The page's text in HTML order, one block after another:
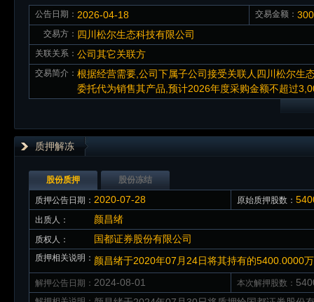
公告日期： 2026-04-18 交易金额：
交易方： 四川松尔生态科技有限公司
关联关系： 公司其它关联方
交易简介： 根据经营需要,公司下属子公司接受关联人四川松尔生
委托代为销售其产品,预计2026年度采购金额不超过
质押解冻
股份质押 股份冻结
质押公告日期： 2020-07-28 原始质押股数：
出质人： 颜昌绪
质权人： 国都证券股份有限公司
质押相关说明： 颜昌绪于2020年07月24日将其持有的5400.0000
解押公告日期： 2024-08-01 本次解押股数：